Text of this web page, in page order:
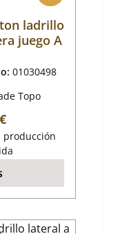
ladrillo
juego A
01030498
Topo
producción